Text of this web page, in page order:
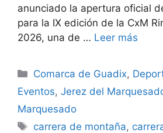
anunciado la apertura oficial
para la IX edición de la CxM
2026, una de … Leer más
Categorías
Comarca de Guadix,
Eventos, Jerez del
Marquesado
Etiquetas
carrera de montaña,